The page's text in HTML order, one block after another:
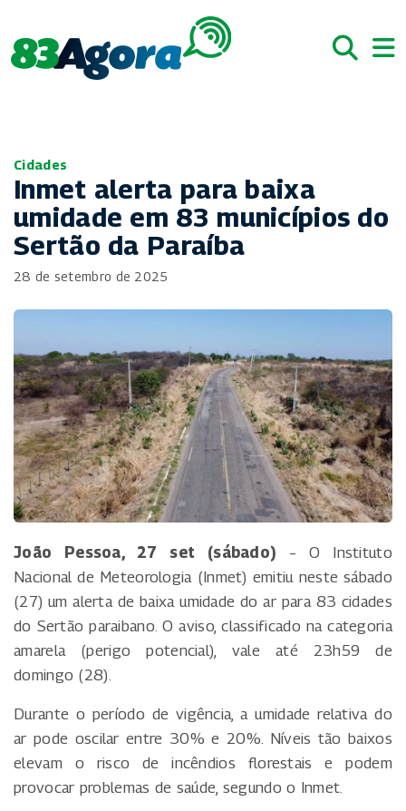
Cidades
Inmet alerta para baixa
umidade em 83 municípios do
Sertão da Paraíba
28 de setembro de 2025
João Pessoa, 27 set (sábado) – O Instituto
Nacional de Meteorologia (Inmet) emitiu neste sábado
(27) um alerta de baixa umidade do ar para 83 cidades
do Sertão paraibano. O aviso, classificado na categoria
amarela (perigo potencial), vale até 23h59 de
domingo (28).
Durante o período de vigência, a umidade relativa do
ar pode oscilar entre 30% e 20%. Níveis tão baixos
elevam o risco de incêndios florestais e podem
provocar problemas de saúde, segundo o Inmet.